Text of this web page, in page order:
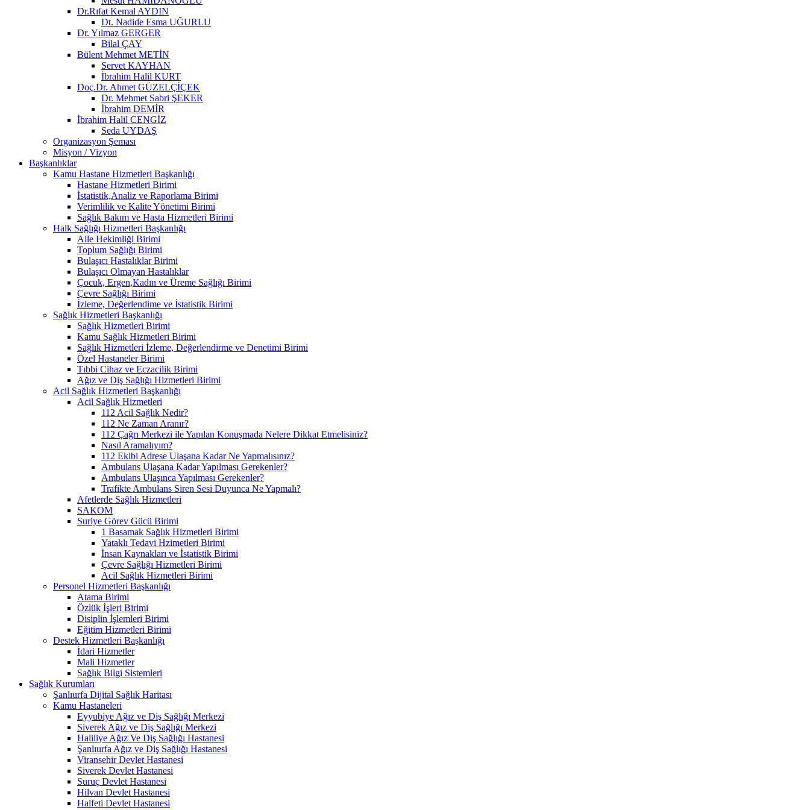
Dr.Rıfat Kemal AYDIN
Dt. Nadide Esma UĞURLU
Dr. Yılmaz GERGER
Bilal ÇAY
Bülent Mehmet METİN
Servet KAYHAN
İbrahim Halil KURT
Doç.Dr. Ahmet GÜZELÇİÇEK
Dr. Mehmet Sabri ŞEKER
İbrahim DEMİR
İbrahim Halil CENGİZ
Seda UYDAŞ
Organizasyon Şeması
Misyon / Vizyon
Başkanlıklar
Kamu Hastane Hizmetleri Başkanlığı
Hastane Hizmetleri Birimi
İstatistik,Analiz ve Raporlama Birimi
Verimlilik ve Kalite Yönetimi Birimi
Sağlık Bakım ve Hasta Hizmetleri Birimi
Halk Sağlığı Hizmetleri Başkanlığı
Aile Hekimliği Birimi
Toplum Sağlığı Birimi
Bulaşıcı Hastalıklar Birimi
Bulaşıcı Olmayan Hastalıklar
Çocuk, Ergen,Kadın ve Üreme Sağlığı Birimi
Çevre Sağlığı Birimi
İzleme, Değerlendime ve İstatistik Birimi
Sağlık Hizmetleri Başkanlığı
Sağlık Hizmetleri Birimi
Kamu Sağlık Hizmetleri Birimi
Sağlık Hizmetleri İzleme, Değerlendirme ve Denetimi Birimi
Özel Hastaneler Birimi
Tıbbi Cihaz ve Eczacilik Birimi
Ağız ve Diş Sağlığı Hizmetleri Birimi
Acil Sağlık Hizmetleri Başkanlığı
Acil Sağlık Hizmetleri
112 Acil Sağlık Nedir?
112 Ne Zaman Aranır?
112 Çağrı Merkezi ile Yapılan Konuşmada Nelere Dikkat Etmelisiniz?
Nasıl Aramalıyım?
112 Ekibi Adrese Ulaşana Kadar Ne Yapmalısınız?
Ambulans Ulaşana Kadar Yapılması Gerekenler?
Ambulans Ulaşınca Yapılması Gerekenler?
Trafikte Ambulans Siren Sesi Duyunca Ne Yapmalı?
Afetlerde Sağlık Hizmetleri
SAKOM
Suriye Görev Gücü Birimi
1 Basamak Sağlık Hizmetleri Birimi
Yataklı Tedavi Hzimetleri Birimi
İnsan Kaynakları ve İstatistik Birimi
Çevre Sağlığı Hizmetleri Birimi
Acil Sağlık Hizmetleri Birimi
Personel Hizmetleri Başkanlığı
Atama Birimi
Özlük İşleri Birimi
Disiplin İşlemleri Birimi
Eğitim Hizmetleri Birimi
Destek Hizmetleri Başkanlığı
İdari Hizmetler
Mali Hizmetler
Sağlık Bilgi Sistemleri
Sağlık Kurumları
Şanlıurfa Dijital Sağlık Haritası
Kamu Hastaneleri
Eyyubiye Ağız ve Diş Sağlığı Merkezi
Siverek Ağız ve Diş Sağlığı Merkezi
Haliliye Ağız Ve Diş Sağlığı Hastanesi
Şanlıurfa Ağız ve Diş Sağlığı Hastanesi
Viransehir Devlet Hastanesi
Siverek Devlet Hastanesi
Suruç Devlet Hastanesi
Hilvan Devlet Hastanesi
Halfeti Devlet Hastanesi